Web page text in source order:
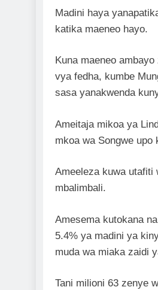
Madini haya
katika maeneo hayo.
Kuna maeneo
vya fedha, kumbe
sasa yanakwenda
Ameitaja mikoa ya
mkoa wa Songwe
Ameeleza kuwa utafiti
mbalimbali.
Amesema kutokana
5.4% ya madini ya
muda wa miaka zaidi
Tani milioni 63 zenye